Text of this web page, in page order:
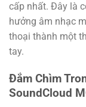
cấp nhất. Đây là
hưởng âm nhạc
thoại thành một
tay.
Đắm Chìm
SoundCloud